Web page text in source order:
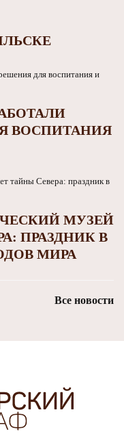
ВОСПИТАНИЯ
МУЗЕЙ
ПРАЗДНИК В
МИРА
Все новости